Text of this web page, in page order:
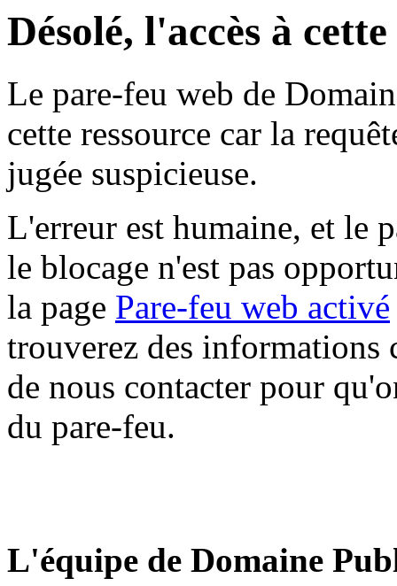
Désolé, l'accès à
Le pare-feu web de
cette ressource car la
jugée suspicieuse.
L'erreur est humaine, et le
le blocage n'est pas
la page Pare-feu web activé
trouverez des informations
de nous contacter pour
du pare-feu.
L'équipe de Domaine